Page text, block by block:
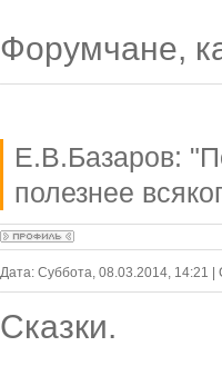
Форумчане,
Е.В.Базаров:
полезнее
Дата: Суббота, 08.03.2014, 14:21
Сказки.